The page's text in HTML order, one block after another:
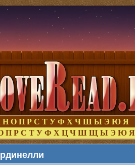
Н О П Р С Т У Ф Х Ч Ш Ы Э Ю Я
П Р С Т У Ф Х Ц Ч Ш Щ Ы Э Ю Я